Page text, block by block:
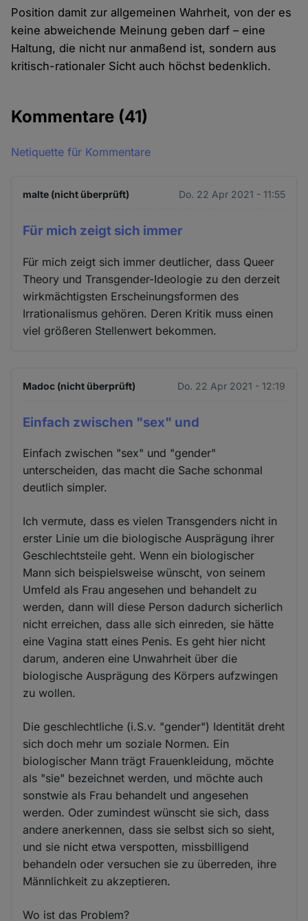
Position damit zur allgemeinen Wahrheit, von der es
keine abweichende Meinung geben darf – eine
Haltung, die nicht nur anmaßend ist, sondern aus
kritisch-rationaler Sicht auch höchst bedenklich.
Kommentare (41)
Netiquette für Kommentare
malte (nicht überprüft) Do. 22 Apr 2021 - 11:55
Für mich zeigt sich immer
Für mich zeigt sich immer deutlicher, dass Queer
Theory und Transgender-Ideologie zu den derzeit
wirkmächtigsten Erscheinungsformen des
Irrationalismus gehören. Deren Kritik muss einen
viel größeren Stellenwert bekommen.
Madoc (nicht überprüft) Do. 22 Apr 2021 - 12:19
Einfach zwischen "sex" und
Einfach zwischen "sex" und "gender"
unterscheiden, das macht die Sache schonmal
deutlich simpler.
Ich vermute, dass es vielen Transgenders nicht in
erster Linie um die biologische Ausprägung ihrer
Geschlechtsteile geht. Wenn ein biologischer
Mann sich beispielsweise wünscht, von seinem
Umfeld als Frau angesehen und behandelt zu
werden, dann will diese Person dadurch sicherlich
nicht erreichen, dass alle sich einreden, sie hätte
eine Vagina statt eines Penis. Es geht hier nicht
darum, anderen eine Unwahrheit über die
biologische Ausprägung des Körpers aufzwingen
zu wollen.
Die geschlechtliche (i.S.v. "gender") Identität dreht
sich doch mehr um soziale Normen. Ein
biologischer Mann trägt Frauenkleidung, möchte
als "sie" bezeichnet werden, und möchte auch
sonstwie als Frau behandelt und angesehen
werden. Oder zumindest wünscht sie sich, dass
andere anerkennen, dass sie selbst sich so sieht,
und sie nicht etwa verspotten, missbilligend
behandeln oder versuchen sie zu überreden, ihre
Männlichkeit zu akzeptieren.
Wo ist das Problem?